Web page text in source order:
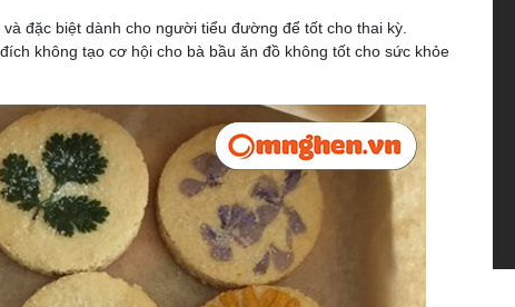
đặc biệt dành cho người tiểu đường để tốt cho thai kỳ.
không tạo cơ hội cho bà bầu ăn đồ không tốt cho sức khỏe